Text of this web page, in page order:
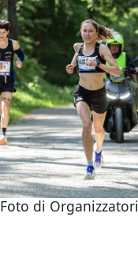
Foto di Organizzatori